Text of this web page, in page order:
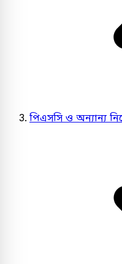
পিএসসি ও অন্যান্য